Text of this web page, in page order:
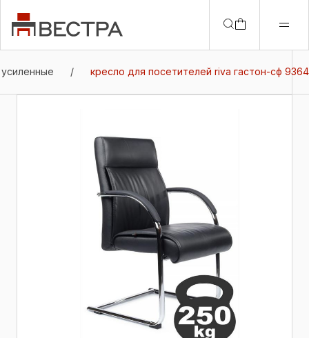
/ кресло для посетителей riva гастон-сф 9364